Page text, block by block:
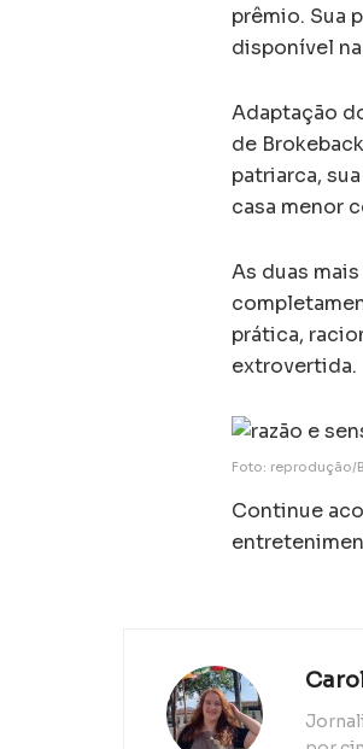
prêmio. Sua
disponível
Adaptação
de
patriarca,
casa menor
As duas
prática,
extrovertida.
Foto: reprodução/
Continue